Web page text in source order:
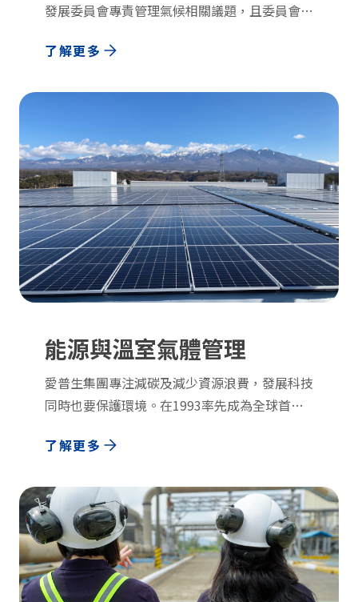
發展委員會專責管理氣候相關議題，且委員會由
員會透過持續追蹤永續趨勢、與外部顧問諮詢以
強化永續報告書中氣候議題的揭露。於2024年
向董事會報告結果，以利公司針對氣候風險與機
會，制定因應策略。
了解更多
能源與溫室氣體管理
愛普生集團專注減碳及減少資源浪費，發展科技
同時也要保護環境。在1993率先成為全球首家
以積極行動保護臭氧層。
了解更多